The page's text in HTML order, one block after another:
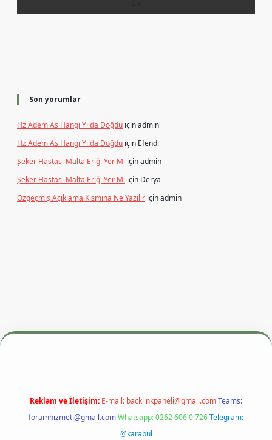
Son yorumlar
Hz Adem As Hangi Yılda Doğdu içinadmin
Hz Adem As Hangi Yılda Doğdu için Efendi
Şeker Hastası Malta Eriği Yer Mi içinadmin
Şeker Hastası Malta Eriği Yer Mi için Derya
Özgeçmiş Açıklama Kısmına Ne Yazılır içinadmin
betexper.xyzm elexbet
Reklam ve İletişim: E-mail: backlinkpaneli@gmail.comTeams:
forumhizmeti@gmail.comWhatsapp: 0262 606 0 726Telegram:
@karabul